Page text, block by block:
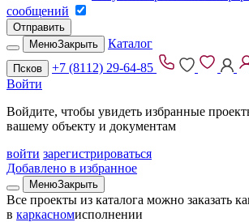
сообщений
Отправить
МенюЗакрыть Каталог
Псков
+7 (8112) 29-64-85
Войти
Войдите, чтобы увидеть избранные
вашему объекту и документам
войти зарегистрироваться
Добавлено в избранное
МенюЗакрыть
Все проекты из каталога можно заказать
в каркасномисполнении